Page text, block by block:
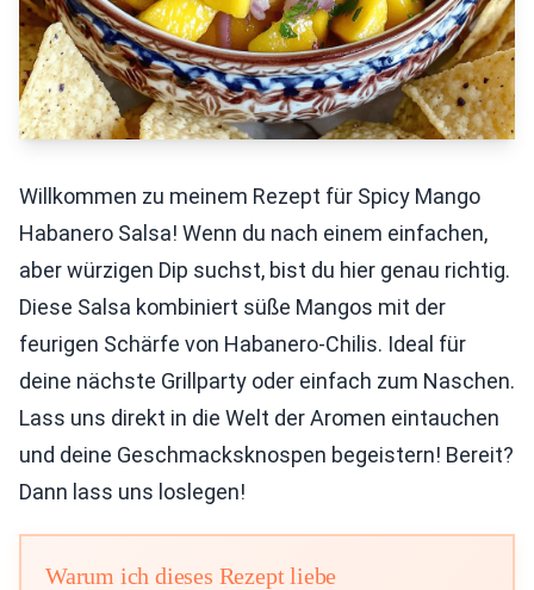
Willkommen zu meinem Rezept für Spicy Mango
Habanero Salsa! Wenn du nach einem einfachen,
aber würzigen Dip suchst, bist du hier genau richtig.
Diese Salsa kombiniert süße Mangos mit der
feurigen Schärfe von Habanero-Chilis. Ideal für
deine nächste Grillparty oder einfach zum Naschen.
Lass uns direkt in die Welt der Aromen eintauchen
und deine Geschmacksknospen begeistern! Bereit?
Dann lass uns loslegen!
Warum ich dieses Rezept liebe